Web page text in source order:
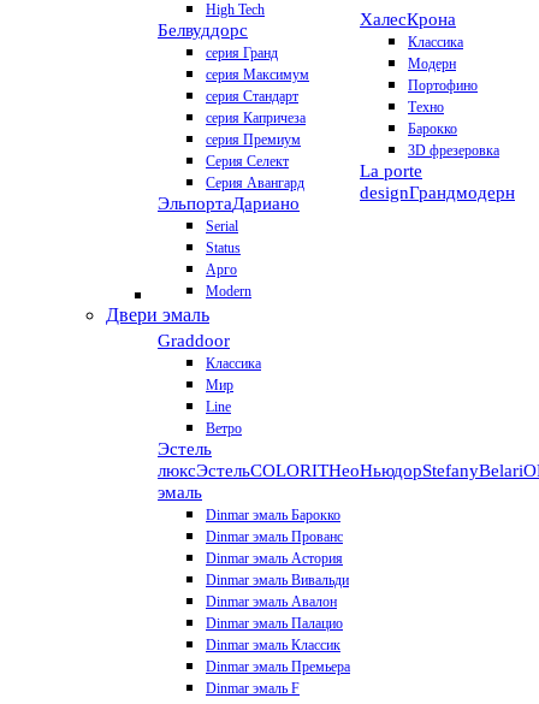
High Tech
Белвуддорс
серия Гранд
серия Максимум
серия Стандарт
серия Капричеза
серия Премиум
Серия Селект
Серия Авангард
ЭльпортаДариано
Serial
Status
Арго
Modern
ХалесКрона
Классика
Модерн
Портофино
Техно
Барокко
3D фрезеровка
La porte
designГрандмодерн
Двери эмаль
Graddoor
Классика
Мир
Line
Ветро
Эстель
люксЭстельCOLORITНеоНьюдорStefanyBelari
эмаль
Dinmar эмаль Барокко
Dinmar эмаль Прованс
Dinmar эмаль Астория
Dinmar эмаль Вивальди
Dinmar эмаль Авалон
Dinmar эмаль Палацио
Dinmar эмаль Классик
Dinmar эмаль Премьера
Dinmar эмаль F